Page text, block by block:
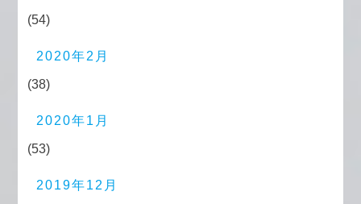
(54)
2020年2月
(38)
2020年1月
(53)
2019年12月